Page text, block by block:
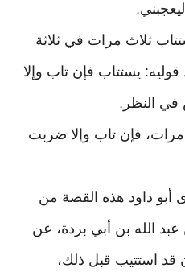
.
ثلاث مرات في ثلاثة
يستتاب فإن تاب وإلا
في النظر .
فإن تاب وإلا ضربت
أبو داود هذه القصة من
الله بن أبي بردة، عن
قد استتيب قبل ذلك،